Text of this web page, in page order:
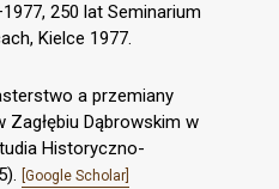
250 lat Seminarium
Kielce 1977.
a przemiany
Zagłębiu Dąbrowskim w
Historyczno-
[Google Scholar]